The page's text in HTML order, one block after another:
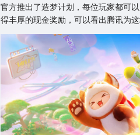
官方推出了造梦计划，每位玩家都可
得丰厚的现金奖励，可以看出腾讯为